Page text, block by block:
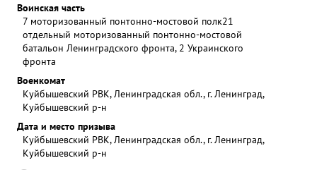
Воинская часть
7 моторизованный понтонно-мостовой полк21
отдельный моторизованный понтонно-мостовой
батальон Ленинградского фронта, 2 Украинского
фронта
Военкомат
Куйбышевский РВК, Ленинградская обл., г. Ленинград,
Куйбышевский р-н
Дата и место призыва
Куйбышевский РВК, Ленинградская обл., г. Ленинград,
Куйбышевский р-н